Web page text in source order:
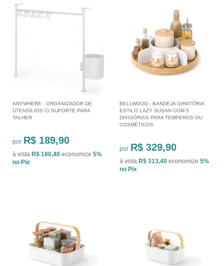
ANYWHERE - ORGANIZADOR DE
UTENSÍLIOS C/ SUPORTE PARA
TALHER
por R$ 189,90
à vista R$ 180,40 economize 5%
no Pix
BELLWOOD - BANDEJA GIRATÓRIA
ESTILO LAZY SUSAN COM 5
DIVISÓRIAS PARA TEMPEROS OU
COSMÉTICOS
por R$ 329,90
à vista R$ 313,40 economize 5%
no Pix